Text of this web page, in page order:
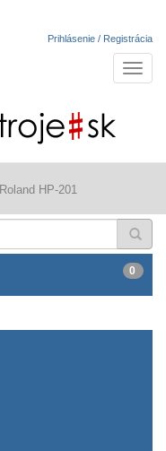
Prihlásenie / Registrácia
Roland HP-201
0